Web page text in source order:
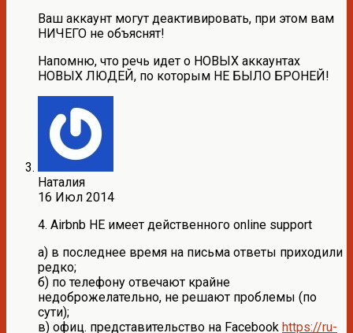
Ваш аккаунт могут деактивировать, при этом вам
НИЧЕГО не объяснят!
Напомню, что речь идет о НОВЫХ аккаунтах
НОВЫХ ЛЮДЕЙ, по которым НЕ БЫЛО БРОНЕЙ!
Наталия
16 Июл 2014
4. Airbnb НЕ имеет действенного online support
а) в последнее время на письма ответы приходили
редко;
б) по телефону отвечают крайне
недоброжелательно, не решают проблемы (по
сути);
в) офиц. представительство на Facebook https://ru-